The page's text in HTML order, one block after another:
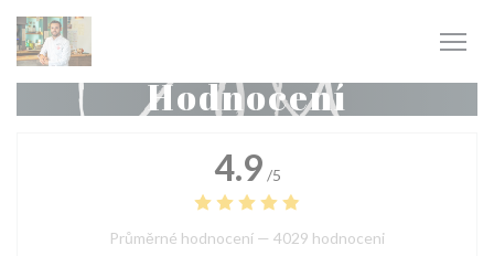
Panel pro správu cookies
Hodnocení
4.9 /5
Průměrné hodnocení — 4029 hodnoceni